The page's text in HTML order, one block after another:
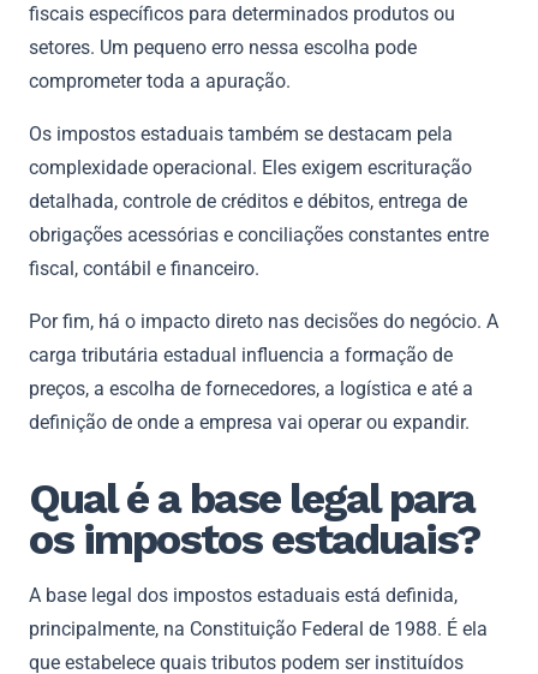
fiscais específicos para determinados produtos ou
setores. Um pequeno erro nessa escolha pode
comprometer toda a apuração.
Os impostos estaduais também se destacam pela
complexidade operacional. Eles exigem escrituração
detalhada, controle de créditos e débitos, entrega de
obrigações acessórias e conciliações constantes entre
fiscal, contábil e financeiro.
Por fim, há o impacto direto nas decisões do negócio. A
carga tributária estadual influencia a formação de
preços, a escolha de fornecedores, a logística e até a
definição de onde a empresa vai operar ou expandir.
Qual é a base legal para
os impostos estaduais?
A base legal dos impostos estaduais está definida,
principalmente, na Constituição Federal de 1988. É ela
que estabelece quais tributos podem ser instituídos